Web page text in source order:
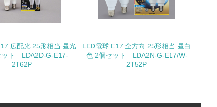
クル目標や計画を立てている
広配光 25形相当 昼光
ット LDA2D-G-E17-
2T62P
LED電球 E17 全方向 25形相当 昼白
色 2個セット LDA2N-G-E17/W-
2T52P